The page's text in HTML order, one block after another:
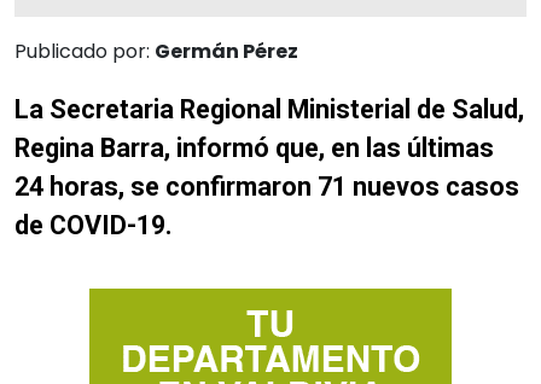
Publicado por: Germán Pérez
La Secretaria Regional Ministerial de Salud,
Regina Barra, informó que, en las últimas
24 horas, se confirmaron 71 nuevos casos
de COVID-19.